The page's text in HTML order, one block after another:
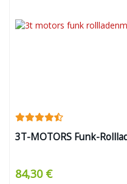
3T-MOTORS Funk-
84,30 €